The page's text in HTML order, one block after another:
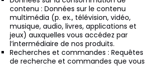
contenu : Données sur le contenu
multimédia (p. ex., télévision, vidéo,
musique, audio, livres, applications et
jeux) auxquelles vous accédez par
l’intermédiaire de nos produits.
Recherches et commandes : Requêtes
de recherche et commandes que vous